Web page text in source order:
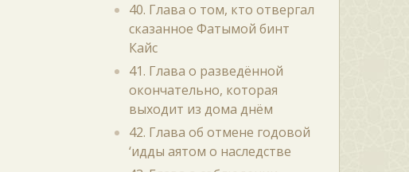
40. Глава о том, кто отвергал
сказанное Фатымой бинт
Кайс
41. Глава о разведённой
окончательно, которая
выходит из дома днём
42. Глава об отмене годовой
‘идды аятом о наследстве